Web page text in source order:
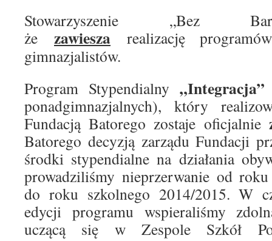
Stowarzyszenie „Bez
że zawiesza realizację
gimnazjalistów.
Program Stypendialny„Integracja”
ponadgimnazjalnych), który
Fundacją Batorego zostaje oficjalnie
Batorego decyzją zarządu Fundacji
środki stypendialne na działania
prowadziliśmy nieprzerwanie od
do roku szkolnego 2014/2015. W
edycji programu wspieraliśmy
uczącą się w Zespole Szkół